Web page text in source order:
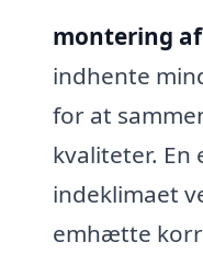
montering
indhente
for at
kvaliteter.
indeklimaet
emhætte